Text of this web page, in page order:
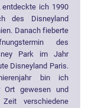
entdeckte ich 1990
des Disneyland
Danach fieberte
des
Park im Jahr
Disneyland Paris.
bin ich
Ort gewesen und
verschiedene